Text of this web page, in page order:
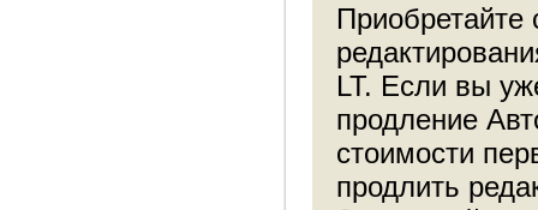
LT. Если вы
продление
стоимости
продлить